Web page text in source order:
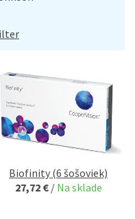
Biofinity (6 šošoviek)
27,72 € / Na sklade